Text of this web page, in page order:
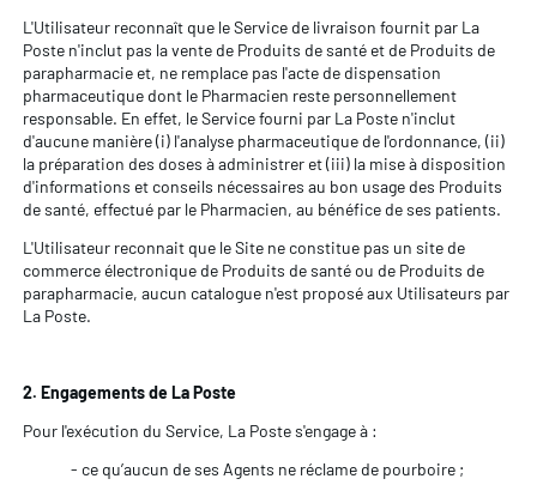
L'Utilisateur reconnaît que le Service de livraison fournit par La
Poste n'inclut pas la vente de Produits de santé et de Produits de
parapharmacie et, ne remplace pas l'acte de dispensation
pharmaceutique dont le Pharmacien reste personnellement
responsable. En effet, le Service fourni par La Poste n'inclut
d'aucune manière (i) l'analyse pharmaceutique de l'ordonnance, (ii)
la préparation des doses à administrer et (iii) la mise à disposition
d'informations et conseils nécessaires au bon usage des Produits
de santé, effectué par le Pharmacien, au bénéfice de ses patients.
L'Utilisateur reconnait que le Site ne constitue pas un site de
commerce électronique de Produits de santé ou de Produits de
parapharmacie, aucun catalogue n'est proposé aux Utilisateurs par
La Poste.
2. Engagements de La Poste
Pour l'exécution du Service, La Poste s'engage à :
- ce qu’aucun de ses Agents ne réclame de pourboire ;